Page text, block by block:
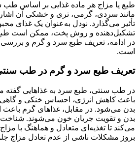
طبع یا مزاج هر ماده غذایی بر اساس طب
مانند سردی، گرمی، تری و خشکی آن
تأثیر می‌گذارد. نودل به‌عنوان یک غذای
تشکیل‌دهنده و روش پخت، ممکن است طبع
در ادامه، تعریف طبع سرد و گرم و
است.
تعریف طبع سرد و گرم در طب
در طب سنتی، طبع سرد به غذاهایی
باعث کاهش انرژی، احساس خنکی و گاهی
بدن می‌شود. در مقابل، غذاهای گرم باعث
بدن و تقویت جریان خون می‌شوند. شناخت
می‌کند تا تغذیه‌ای متعادل و هماهنگ با
بروز مشکلات ناشی از عدم تعادل مزاج